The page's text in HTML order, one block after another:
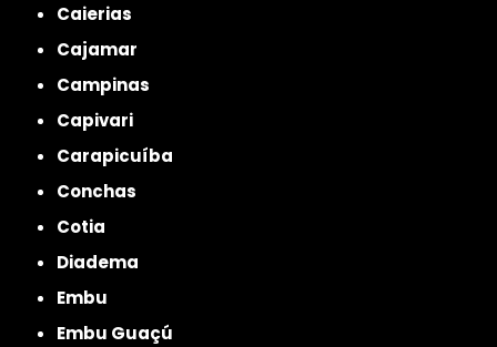
Caierias
Cajamar
Campinas
Capivari
Carapicuíba
Conchas
Cotia
Diadema
Embu
Embu Guaçú